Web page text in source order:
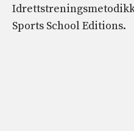
Sports School Editions.